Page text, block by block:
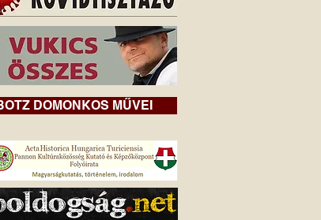
DOMONKOS MŰVEI